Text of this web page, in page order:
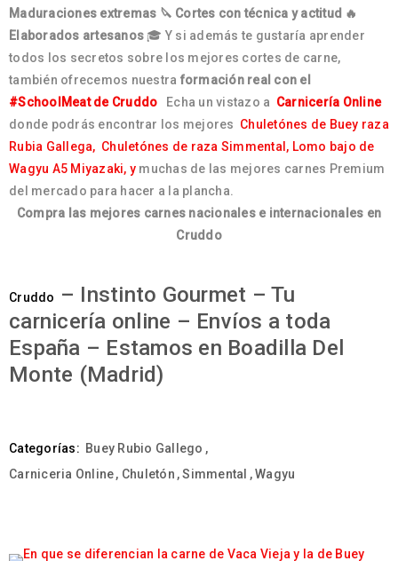
Maduraciones extremas 🔪 Cortes con técnica y actitud 🔥
Elaborados artesanos 🎓 Y si además te gustaría aprender
todos los secretos sobre los mejores cortes de carne,
también ofrecemos nuestra formación real con el
#SchoolMeat de Cruddo Echa un vistazo a Carnicería Online
donde podrás encontrar los mejores Chuletónes de Buey raza
Rubia Gallega, Chuletónes de raza Simmental, Lomo bajo de
Wagyu A5 Miyazaki, y muchas de las mejores carnes Premium
del mercado para hacer a la plancha.
Compra las mejores carnes nacionales e internacionales en
Cruddo
Cruddo
– Instinto Gourmet – Tu
carnicería online – Envíos a toda
España – Estamos en Boadilla Del
Monte (Madrid)
Categorías: Buey Rubio Gallego ,
Carniceria Online, Chuletón ,Simmental ,Wagyu